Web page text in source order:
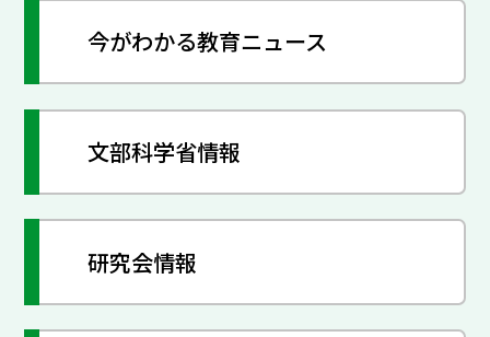
今がわかる教育ニュース
文部科学省情報
研究会情報